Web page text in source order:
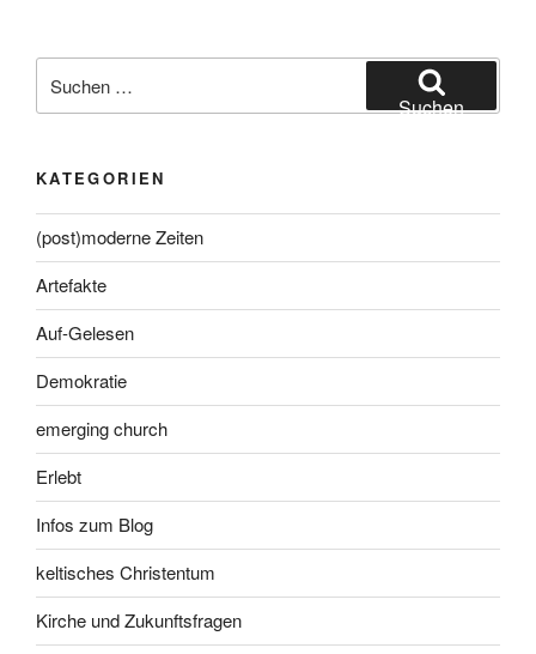
nach:
Suchen
KATEGORIEN
(post)moderne Zeiten
Artefakte
Auf-Gelesen
Demokratie
emerging church
Erlebt
Infos zum Blog
keltisches Christentum
Kirche und Zukunftsfragen